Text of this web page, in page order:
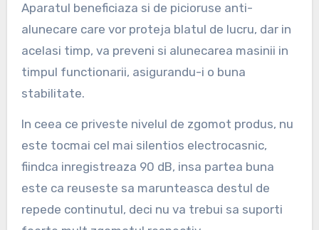
Aparatul beneficiaza si de picioruse anti-
alunecare care vor proteja blatul de lucru, dar in
acelasi timp, va preveni si alunecarea masinii in
timpul functionarii, asigurandu-i o buna
stabilitate.
In ceea ce priveste nivelul de zgomot produs, nu
este tocmai cel mai silentios electrocasnic,
fiindca inregistreaza 90 dB, insa partea buna
este ca reuseste sa marunteasca destul de
repede continutul, deci nu va trebui sa suporti